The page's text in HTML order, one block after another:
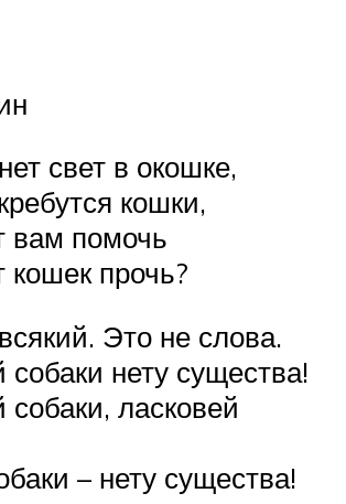
свет в окошке,
кошки,
вам помочь
кошек прочь?
Это не слова.
нету существа!
ласковей
– нету существа!